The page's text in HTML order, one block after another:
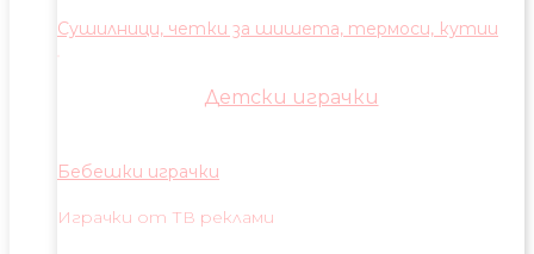
Сушилници, четки за шишета, термоси, кутии
Детски играчки
Бебешки играчки
Играчки от ТВ реклами